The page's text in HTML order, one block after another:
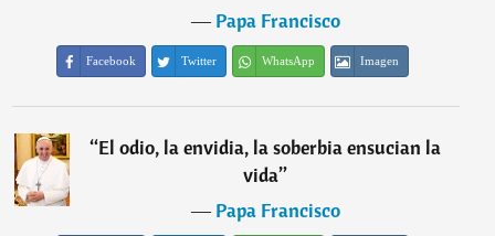
―Papa Francisco
Facebook Twitter WhatsApp Imagen
“El odio, la envidia, la soberbia ensucian la
vida”
―Papa Francisco